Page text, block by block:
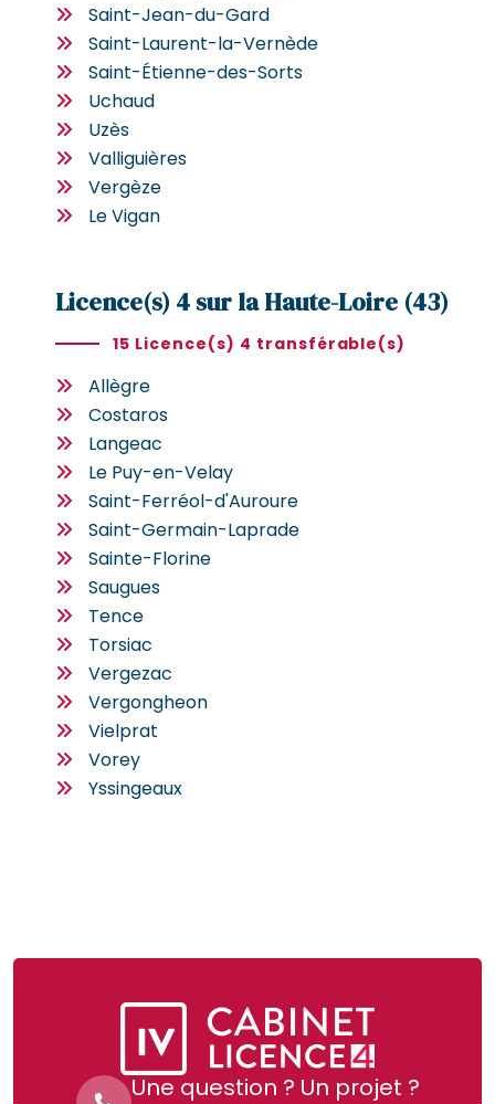
Saint-Jean-du-Gard
Saint-Laurent-la-Vernède
Saint-Étienne-des-Sorts
Uchaud
Uzès
Valliguières
Vergèze
Le Vigan
Licence(s) 4 sur la Haute-Loire (43)
15 Licence(s) 4 transférable(s)
Allègre
Costaros
Langeac
Le Puy-en-Velay
Saint-Ferréol-d'Auroure
Saint-Germain-Laprade
Sainte-Florine
Saugues
Tence
Torsiac
Vergezac
Vergongheon
Vielprat
Vorey
Yssingeaux
Une question ? Un projet ?